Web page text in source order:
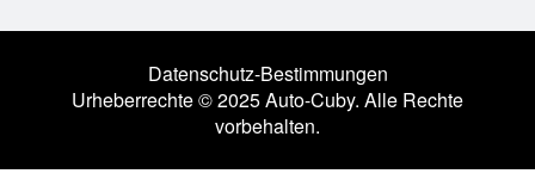
Datenschutz-Bestimmungen
Urheberrechte © 2025 Auto-Cuby. Alle Rechte
vorbehalten.